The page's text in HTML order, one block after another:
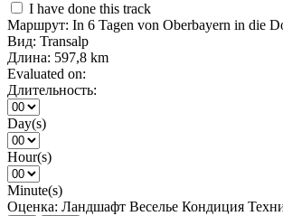
I have done this track
Маршрут: In 6 Tagen von Oberbayern in die
Вид: Transalp
Длина: 597,8 km
Evaluated on:
Длительность:
Day(s)
Hour(s)
Minute(s)
Оценка: Ландшафт Веселье Кондиция